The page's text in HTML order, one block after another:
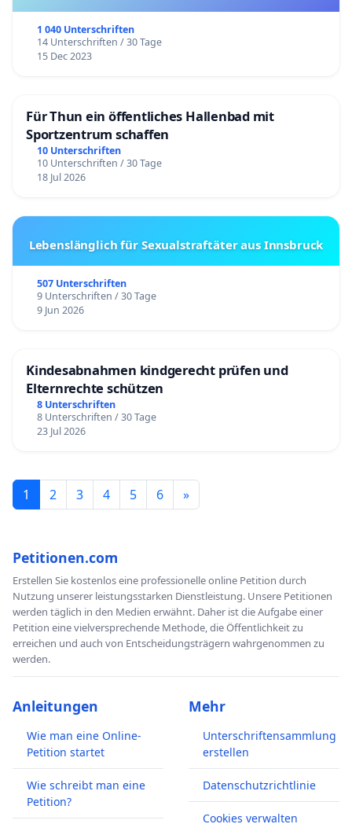
1 040 Unterschriften
14 Unterschriften / 30 Tage
15 Dec 2023
Für Thun ein öffentliches Hallenbad mit
Sportzentrum schaffen
10 Unterschriften
10 Unterschriften / 30 Tage
18 Jul 2026
Lebenslänglich für Sexualstraftäter aus Innsbruck
507 Unterschriften
9 Unterschriften / 30 Tage
9 Jun 2026
Kindesabnahmen kindgerecht prüfen und
Elternrechte schützen
8 Unterschriften
8 Unterschriften / 30 Tage
23 Jul 2026
1 2 3 4 5 6 »
Petitionen.com
Erstellen Sie kostenlos eine professionelle online Petition durch
Nutzung unserer leistungsstarken Dienstleistung. Unsere Petitionen
werden täglich in den Medien erwähnt. Daher ist die Aufgabe einer
Petition eine vielversprechende Methode, die Öffentlichkeit zu
erreichen und auch von Entscheidungsträgern wahrgenommen zu
werden.
Anleitungen
Wie man eine Online-
Petition startet
Wie schreibt man eine
Petition?
Mehr
Unterschriftensammlung
erstellen
Datenschutzrichtlinie
Cookies verwalten